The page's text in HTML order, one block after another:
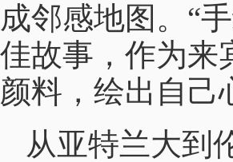
成邻感地图。“
佳故事，作为来
颜料，绘出自己
从亚特兰大到